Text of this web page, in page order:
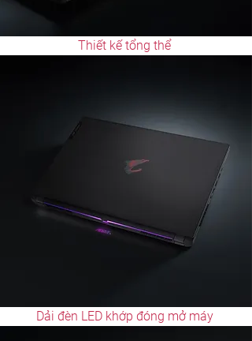
Thiết kế tổng thể
Dải đèn LED khớp đóng mở máy